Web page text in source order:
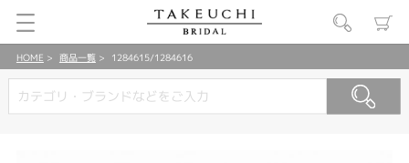
HOME 商品一覧 1284615/1284616